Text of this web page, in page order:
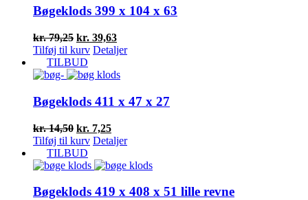
Bøgeklods 399 x 104 x 63
kr.79,25 Den
oprindelige
pris
var:
kr. 39,63Den
aktuelle
er:
Tilføj til kurv Detaljer
TILBUD
Bøgeklods 411 x 47 x 27
kr.14,50 Den
oprindelige
pris
var:
kr. 7,25Den
aktuelle
er:
Tilføj til kurv Detaljer
TILBUD
Bøgeklods 419 x 408 x 51 lille revne